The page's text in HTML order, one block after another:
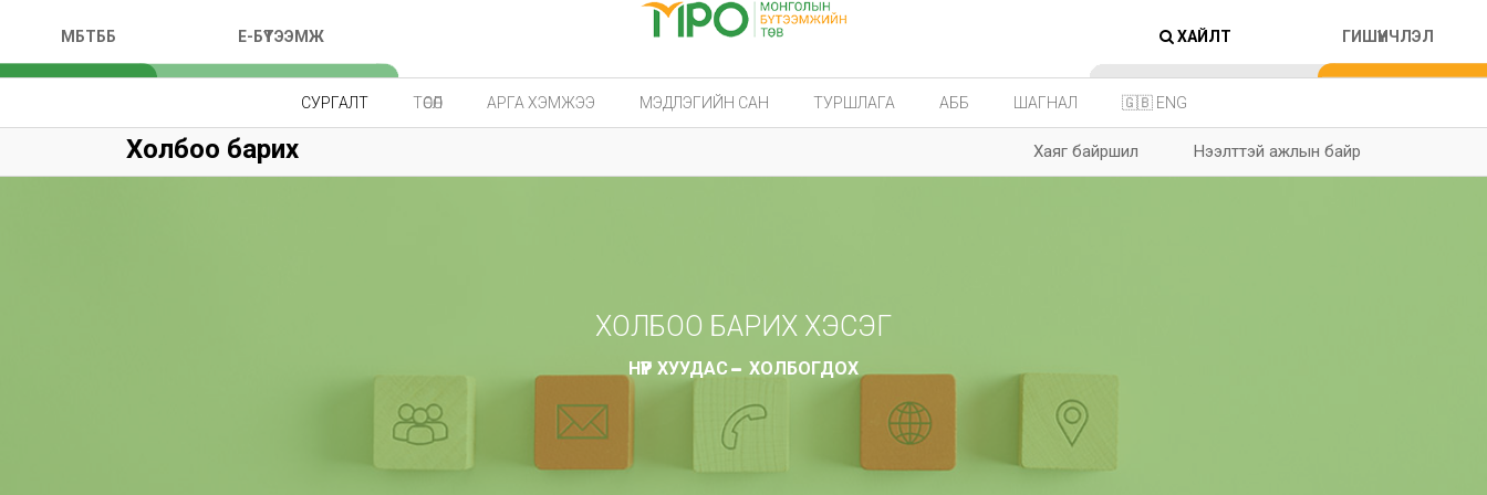
МБТББ E-БҮТЭЭМЖ ХАЙЛТ ГИШҮҮНЧЛЭЛ
СУРГАЛТ ТӨСӨЛ АРГА ХЭМЖЭЭ МЭДЛЭГИЙН САН ТУРШЛАГА АББ ШАГНАЛ 🇬🇧 ENG
Холбоо барих Хаяг байршил Нээлттэй ажлын байр
ХОЛБОО БАРИХ ХЭСЭГ
НҮҮР ХУУДАС ХОЛБОГДОХ